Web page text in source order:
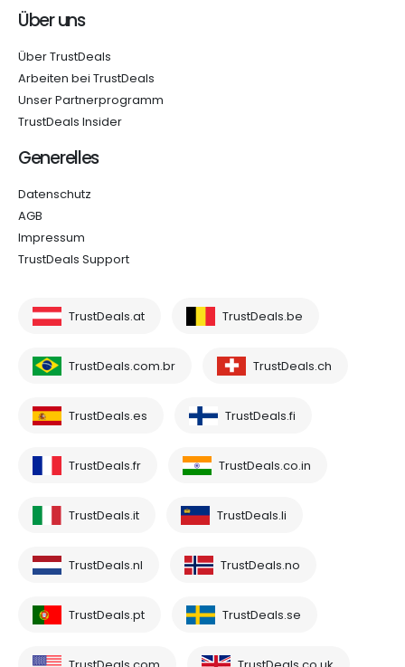
Über uns
Über TrustDeals
Arbeiten bei TrustDeals
Unser Partnerprogramm
TrustDeals Insider
Generelles
Datenschutz
AGB
Impressum
TrustDeals Support
TrustDeals.at TrustDeals.be
TrustDeals.com.br TrustDeals.ch
TrustDeals.es TrustDeals.fi
TrustDeals.fr TrustDeals.co.in
TrustDeals.it TrustDeals.li
TrustDeals.nl TrustDeals.no
TrustDeals.pt TrustDeals.se